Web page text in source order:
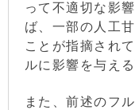
って不適切な影
ば、一部の人工
ことが指摘され
ルに影響を与え
また、前述のフ